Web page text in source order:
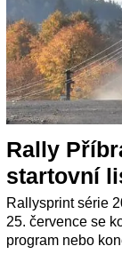
Rally
startovní
Rallysprint série
25. července se
program nebo